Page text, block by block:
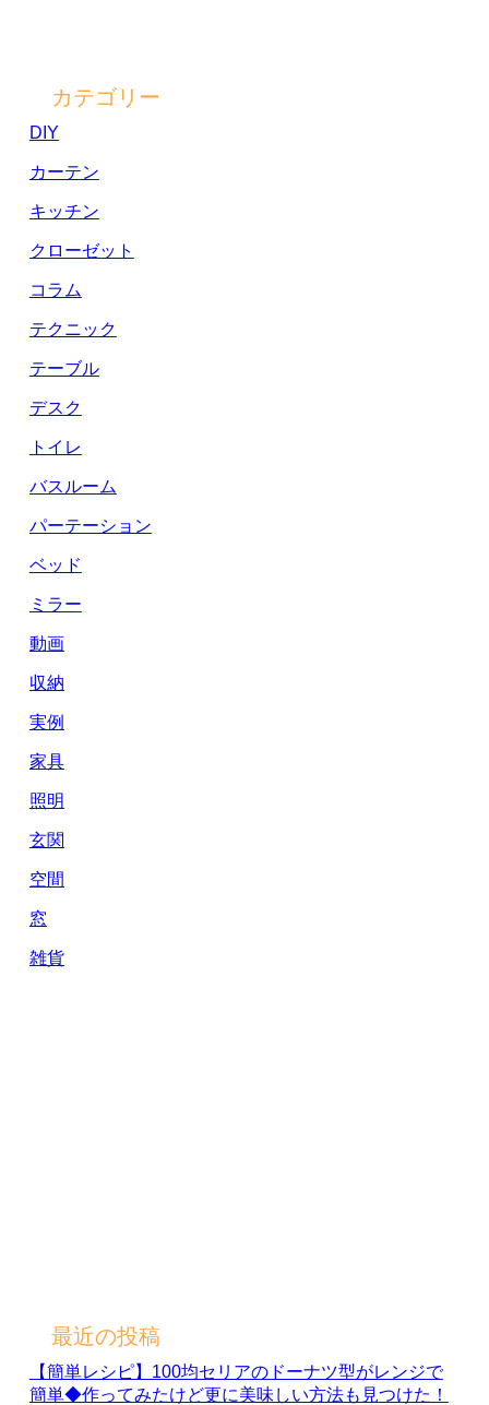
カテゴリー
DIY
カーテン
キッチン
クローゼット
コラム
テクニック
テーブル
デスク
トイレ
バスルーム
パーテーション
ベッド
ミラー
動画
収納
実例
家具
照明
玄関
空間
窓
雑貨
最近の投稿
【簡単レシピ】100均セリアのドーナツ型がレンジで
簡単◆作ってみたけど更に美味しい方法も見つけた！